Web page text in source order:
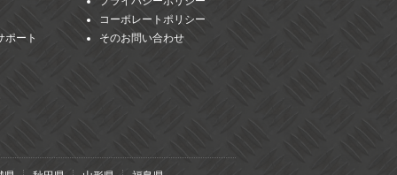
ポート
コーポレートポリシー
そのお問い合わせ